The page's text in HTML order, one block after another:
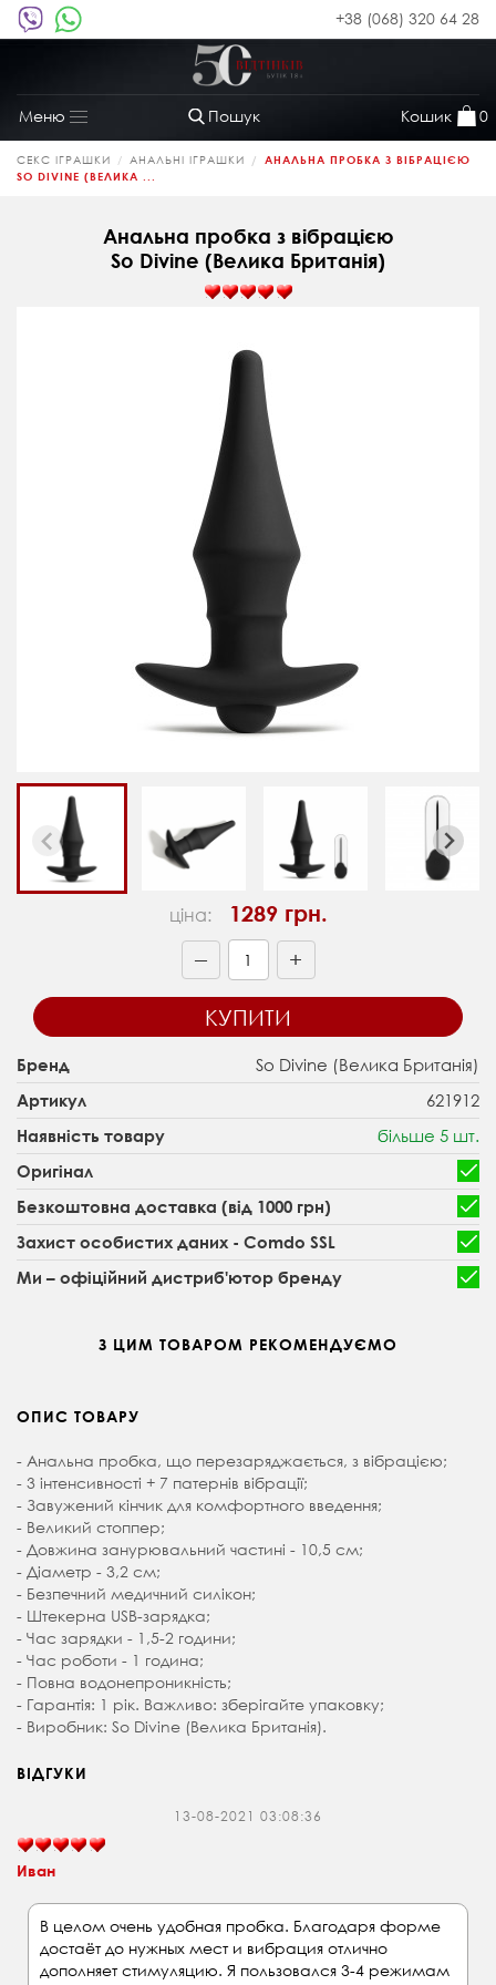
+38 (068) 320 64 28
Пошук Кошик 0
Меню
Toggle
navigation
СЕКС ІГРАШКИ АНАЛЬНІ ІГРАШКИ
АНАЛЬНА ПРОБКА З ВІБРАЦІЄЮ
SO DIVINE (ВЕЛИКА ...
Анальна пробка з вібрацією
So Divine (Велика Британія)
ціна: 1289 грн.
— +
КУПИТИ
Бренд So Divine (Велика Британія)
Артикул 621912
Наявність товару більше 5 шт.
Оригінал
Безкоштовна доставка (від 1000 грн)
Захист особистих даних - Comdo SSL
Ми – офіційний дистриб'ютор бренду
З ЦИМ ТОВАРОМ РЕКОМЕНДУЄМО
ОПИС ТОВАРУ
- Анальна пробка, що перезаряджається, з вібрацією;
- 3 інтенсивності + 7 патернів вібрації;
- Завужений кінчик для комфортного введення;
- Великий стоппер;
- Довжина занурювальний частині - 10,5 см;
- Діаметр - 3,2 см;
- Безпечний медичний силікон;
- Штекерна USB-зарядка;
- Час зарядки - 1,5-2 години;
- Час роботи - 1 година;
- Повна водонепроникність;
- Гарантія: 1 рік. Важливо: зберігайте упаковку;
- Виробник: So Divine (Велика Британія).
ВІДГУКИ
13-08-2021 03:08:36
Иван
В целом очень удобная пробка. Благодаря форме
достаёт до нужных мест и вибрация отлично
дополняет стимуляцию. Я пользовался 3-4 режимам